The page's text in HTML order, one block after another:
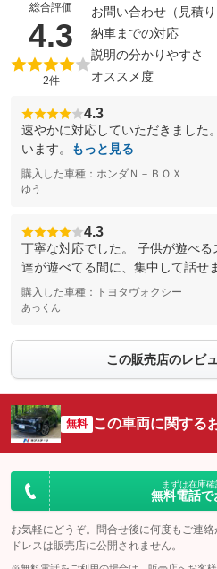
総合評価
4.3 （5点満
2件
お問い合わせ（見積り
納車までの対応
説明の分かりやすさ
オススメ度
4.3
速やかに対応していただきました
います。
もっと見る
購入した車種：ホンダＮ－ＢＯＸ
ゆう
4.3
丁寧な対応でした。 子供が遊べ
達が遊べてる間に、集中して話せ
購入した車種：トヨタヴォクシー
あっくん
この販売店のレビ
無料 この車両に関する
まずは在庫
無料電話で
お気軽にどうぞ。問合せ後に何度もご連
ドレスは販売店に公開されません。